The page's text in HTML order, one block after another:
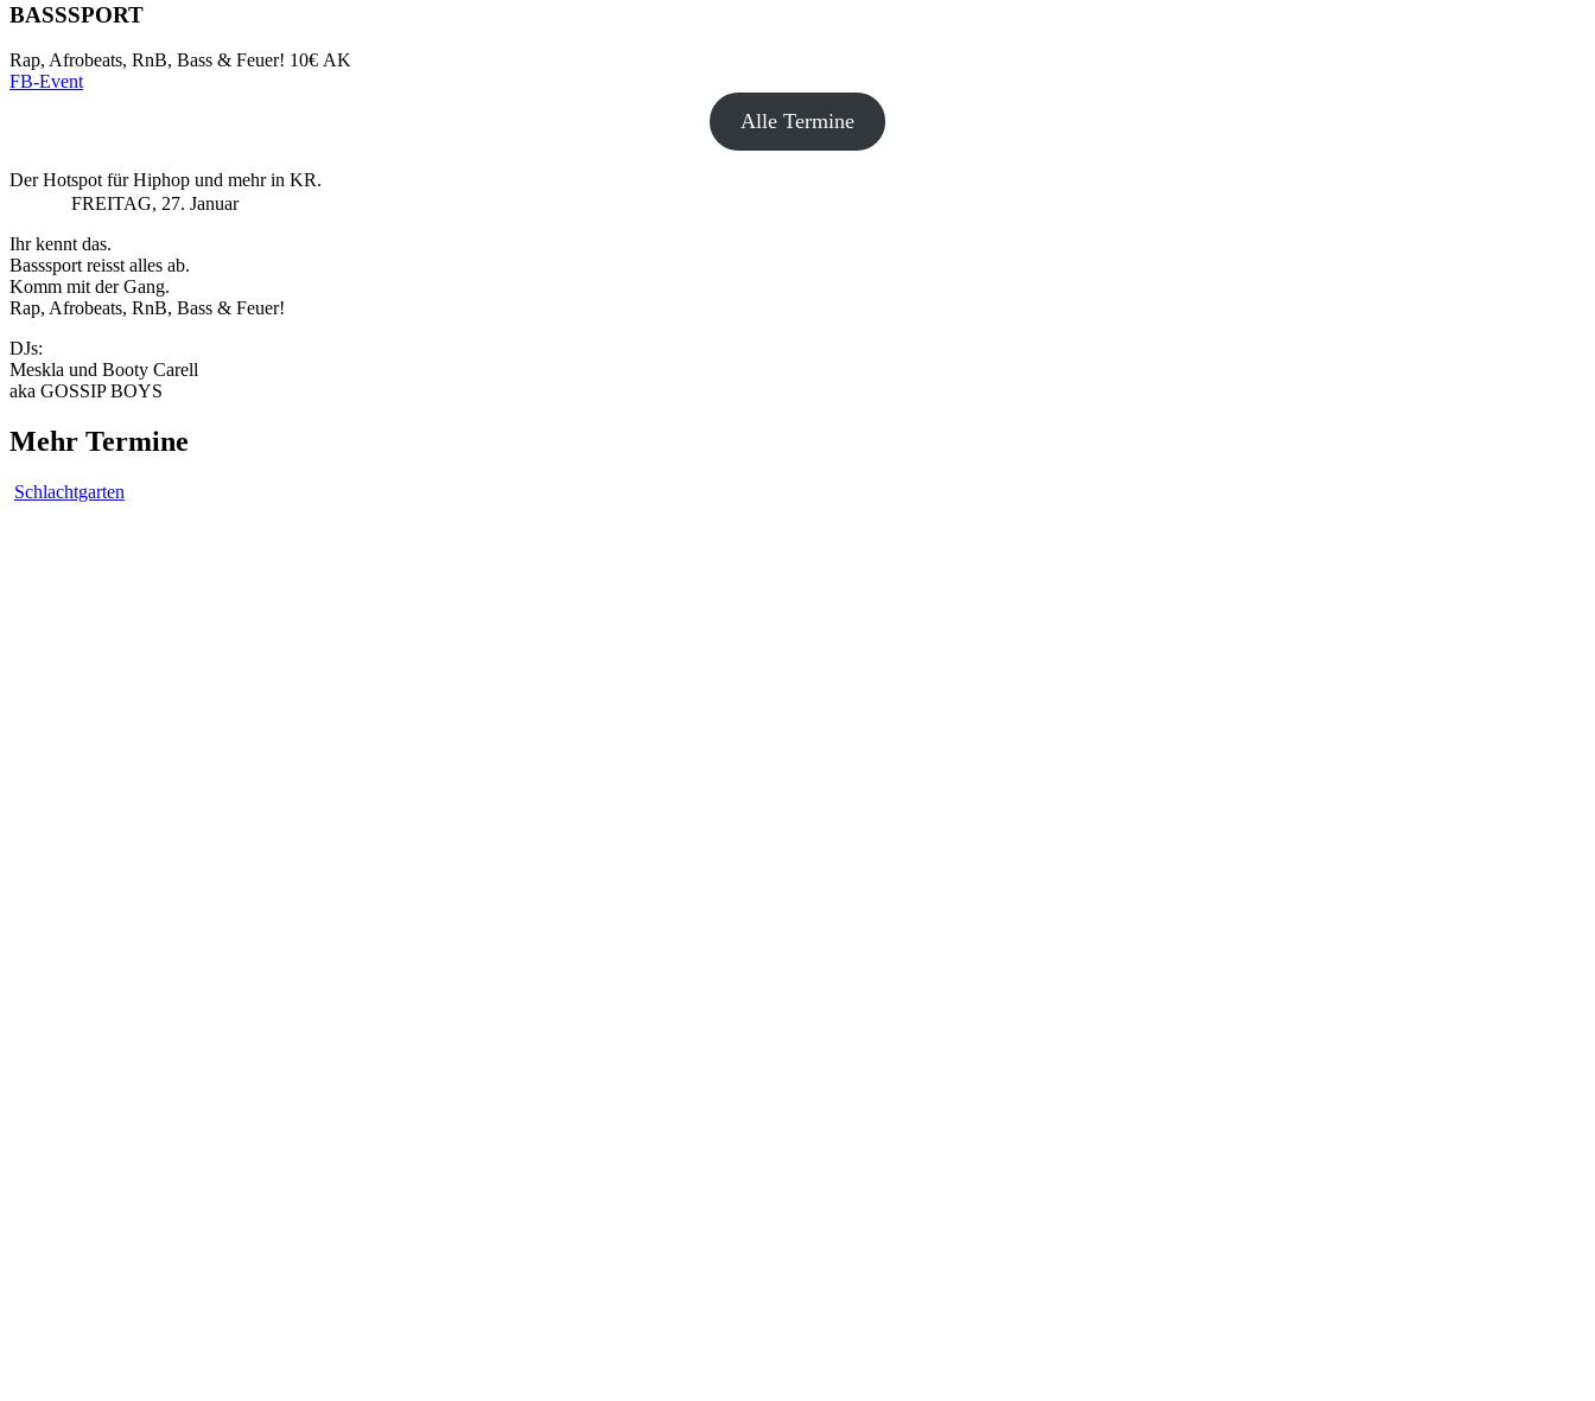
BASSSPORT
Rap, Afrobeats, RnB, Bass & Feuer! 10€ AK
FB-Event
Alle Termine
Der Hotspot für Hiphop und mehr in KR.
FREITAG, 27. Januar
Ihr kennt das.
Basssport reisst alles ab.
Komm mit der Gang.
Rap, Afrobeats, RnB, Bass & Feuer!
DJs:
Meskla und Booty Carell
aka GOSSIP BOYS
Mehr Termine
Schlachtgarten